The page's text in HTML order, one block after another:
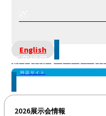
English
新卒採用 | キャリア採用
特設サイト
2026展示会情報